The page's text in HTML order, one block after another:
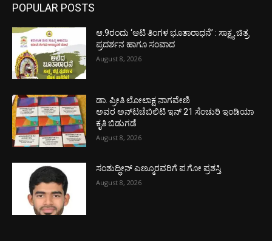
POPULAR POSTS
ಆ.9ರಂದು ‘ಆಟಿ ತಿಂಗಳ ಭೂತಾರಾಧನೆ’ : ಸಾಕ್ಷ್ಯ ಚಿತ್ರ
ಪ್ರದರ್ಶನ ಹಾಗೂ ಸಂವಾದ
August 8, 2026
ಡಾ. ಪ್ರೀತಿ ಲೋಲಾಕ್ಷ ನಾಗವೇಣಿ
ಅವರ ಅನ್‌ಟಚೆಬಿಲಿಟಿ ಇನ್ 21 ಸೆಂಚುರಿ ಇಂಡಿಯಾ
ಕೃತಿ ಬಿಡುಗಡೆ
August 8, 2026
ಸಂಶುದ್ಧೀನ್ ಎಣ್ಮೂರವರಿಗೆ ಪ.ಗೋ ಪ್ರಶಸ್ತಿ
August 8, 2026